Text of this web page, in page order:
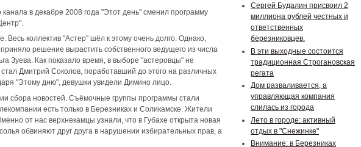
в декабре 2008 года "Этот день" сменил программу
Весь коллектив "Астер" шёл к этому очень долго. Однако,
решение вырастить собственного ведущего из числа
Зуева. Как показало время, в выборе "астеровцы" не
Дмитрий Соколов, поработавший до этого на различных
"Этому дню", девушки увидели Димино лицо.
сбора новостей. Съёмочные группы программы стали
есть только в Березниках и Соликамске. Жители
от нас верхнекамцы узнали, что в Губахе открыта новая
обвиняют друг друга в нарушении избирательных прав, а
Сергей Будалин присвоил 2
миллиона рублей честных и
ответственных
березниковцев.
В эти выходные состоится
традиционная Строгановская
регата
Дом разваливается, а
управляющая компания
слилась из города
Лето в городе: активный
отдых в "Снежинке"
Внимание: в Березниках